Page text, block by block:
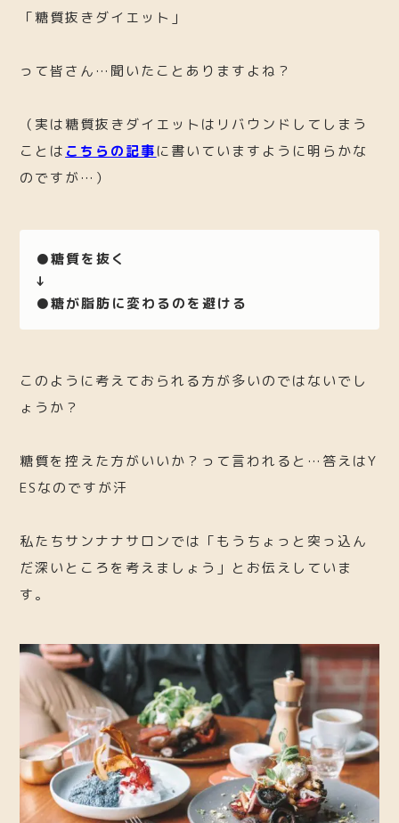
「糖質抜きダイエット」
って皆さん…聞いたことありますよね？
（実は糖質抜きダイエットはリバウンドしてしまう
ことは こちらの記事に書いていますように明らかな
のですが…）
●糖質を抜く
↓
●糖が脂肪に変わるのを避ける
このように考えておられる方が多いのではないでし
ょうか？
糖質を控えた方がいいか？って言われると…答えはY
ESなのですが汗
私たちサンナナサロンでは「もうちょっと突っ込ん
だ深いところを考えましょう」とお伝えしていま
す。